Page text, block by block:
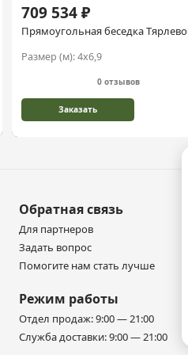
709 534 ₽
Прямоугольная беседка Тярлево
Размер (м):4х6,9
0 отзывов
Заказать
Обратная связь
Для партнеров
Задать вопрос
Помогите нам стать лучше
Режим работы
Отдел продаж: 9:00 — 21:00
Служба доставки: 9:00 — 21:00